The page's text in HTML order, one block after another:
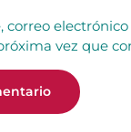
vez que